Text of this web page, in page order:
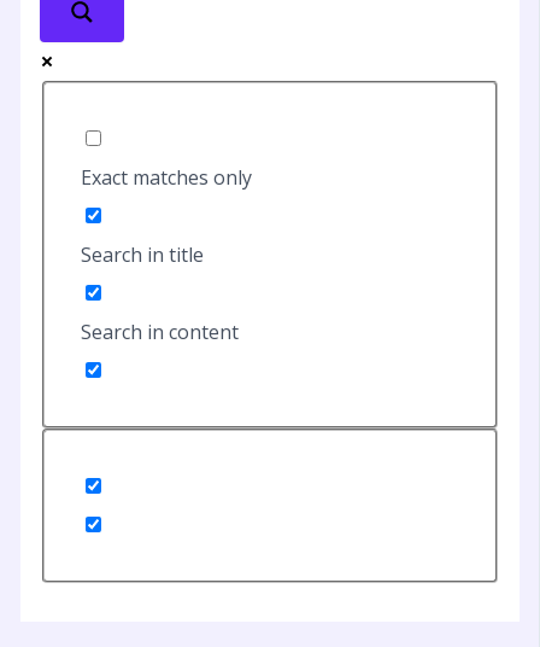
Exact matches only
Search in title
Search in content